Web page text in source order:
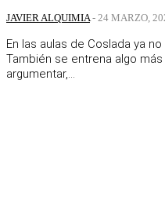
JAVIER ALQUIMIA - 24 MARZO,
En las aulas de Coslada ya
También se entrena algo
argumentar,...